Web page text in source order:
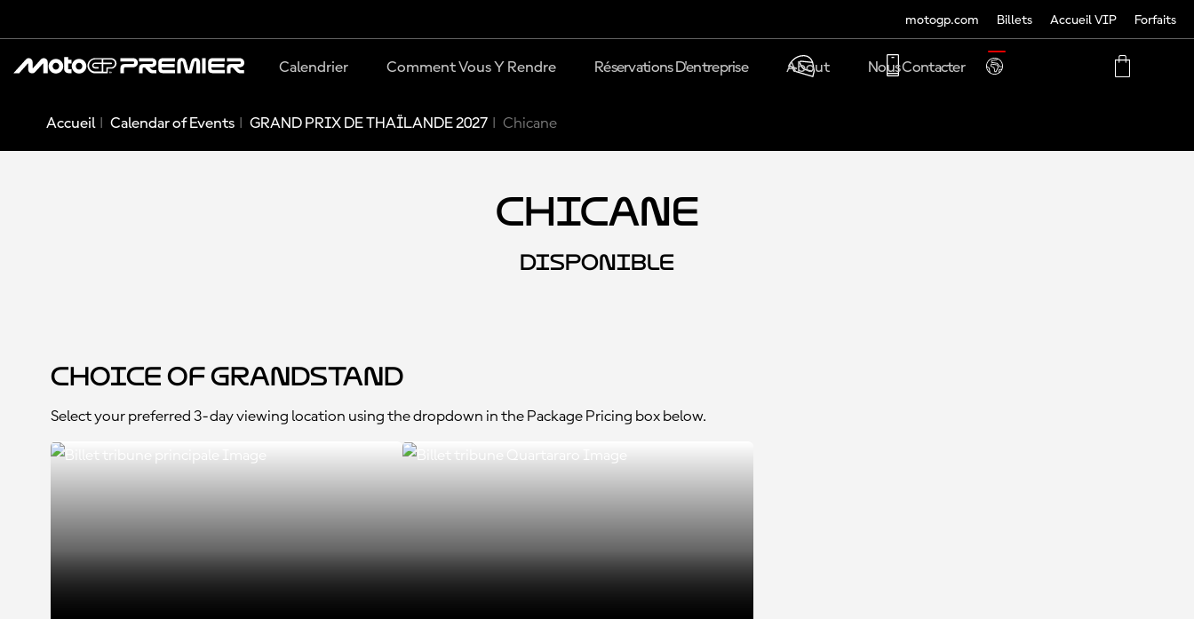
motogp.com Billets Accueil VIP Forfaits
TRANSLATE
PHONE
MY
Calendrier Comment Vous Y Rendre Réservations D'entreprise About Nous Contacter
Accueil Calendar of Events GRAND PRIX DE THAÏLANDE 2027 Chicane
Chicane
DISPONIBLE
Choice of Grandstand
Select your preferred 3-day viewing location using the dropdown in the Package Pricing box below.